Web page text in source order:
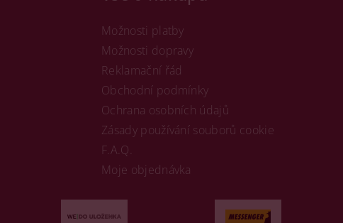
Možnosti platby
Možnosti dopravy
Reklamační řád
Obchodní podmínky
Ochrana osobních údajů
Zásady používání souborů cookie
F.A.Q.
Moje objednávka